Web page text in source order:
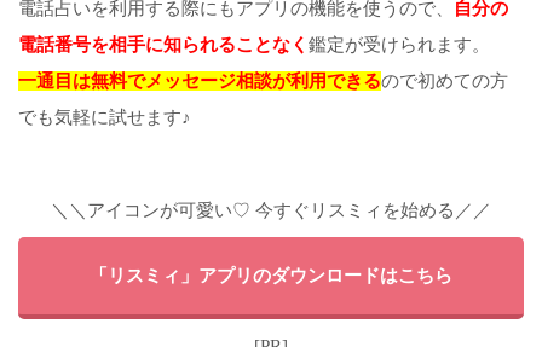
電話占いを利用する際にもアプリの機能を使うので、
自分の
電話番号を相手に知られることなく 鑑定が受けられます。
一通目は無料でメッセージ相談が利用できるので初めての方
でも気軽に試せます♪
＼＼アイコンが可愛い♡ 今すぐリスミィを始める／／
「リスミィ」アプリのダウンロードはこちら